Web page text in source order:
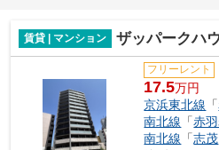
賃貸 | マンション ザッパークハ
フリーレント
17.5万円
京浜東北線 「
南北線 「赤
南北線 「志茂